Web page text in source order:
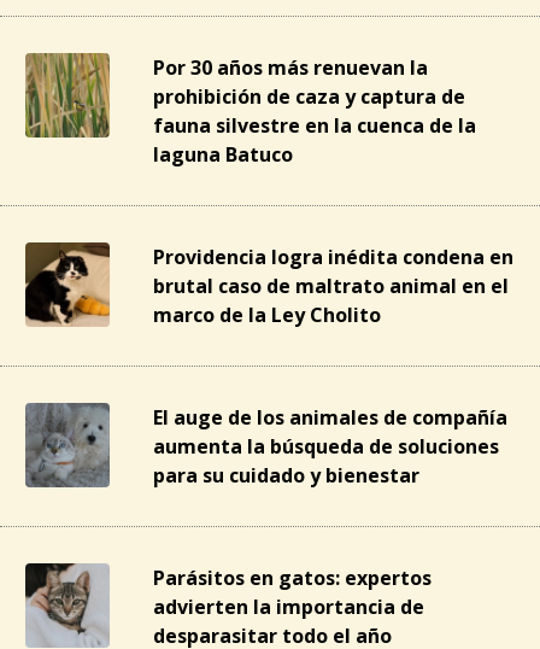
Por 30 años más renuevan la
prohibición de caza y captura de
fauna silvestre en la cuenca de la
laguna Batuco
Providencia logra inédita condena en
brutal caso de maltrato animal en el
marco de la Ley Cholito
El auge de los animales de compañía
aumenta la búsqueda de soluciones
para su cuidado y bienestar
Parásitos en gatos: expertos
advierten la importancia de
desparasitar todo el año